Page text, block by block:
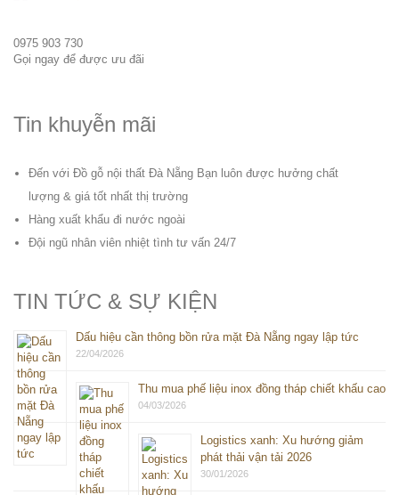
0975 903 730
Gọi ngay để được ưu đãi
Tin khuyễn mãi
Đến với Đồ gỗ nội thất Đà Nẵng Bạn luôn được hưởng chất
lượng & giá tốt nhất thị trường
Hàng xuất khẩu đi nước ngoài
Đội ngũ nhân viên nhiệt tình tư vấn 24/7
TIN TỨC & SỰ KIỆN
Dấu hiệu cần thông bồn rửa mặt Đà Nẵng ngay lập tức
22/04/2026
Thu mua phế liệu inox đồng tháp chiết khấu cao
04/03/2026
Logistics xanh: Xu hướng giảm
phát thải vận tải 2026
30/01/2026